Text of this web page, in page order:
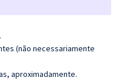
(não necessariamente
aproximadamente.